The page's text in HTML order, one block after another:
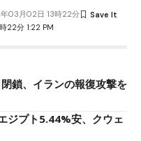
22分 1:22 PM
03月02日 13時22分
鎖、イランの報復攻撃を
ジプト5.44%安、クウェ